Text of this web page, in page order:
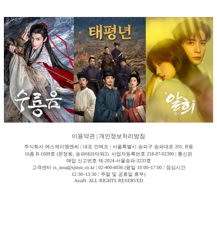
이용약관 개인정보처리방침
주식회사 에스제이엠엔씨 | 대표 안해조 | 서울특별시 송파구 송파대로 201, B동
16층 B-1609호 (문정동, 송파테라타워2) 사업자등록번호 218-87-02390 | 통신판
매업 신고번호 제-2024-서울송파-3233호
고객센터 cs_moa@sjmnc.co.kr | 02-400-6036 (평일 10:00~17:00 / 점심시간
12:30~13:30 / 주말 및 공휴일 휴무)
AsiaN. ALL RIGHTS RESERVED